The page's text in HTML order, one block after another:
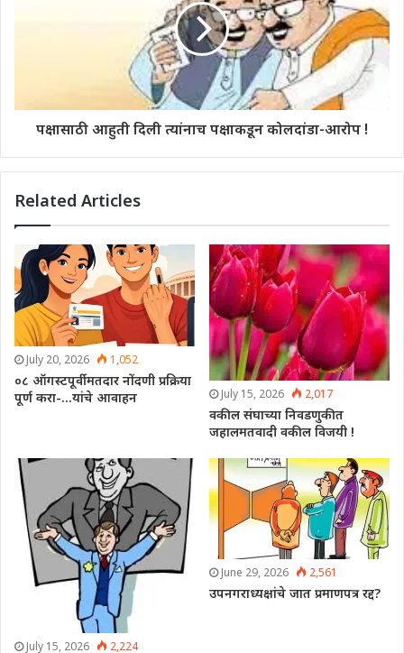
पक्षासाठी आहुती दिली त्यांनाच पक्षाकडून कोलदांडा-आरोप !
Related Articles
July 20, 2026 1,052
०८ ऑगस्टपूर्वी मतदार नोंदणी प्रक्रिया
पूर्ण करा-…यांचे आवाहन
July 15, 2026 2,017
वकील संघाच्या निवडणुकीत
जहालमतवादी वकील विजयी !
July 15, 2026 2,224
June 29, 2026 2,561
उपनगराध्यक्षांचे जात प्रमाणपत्र रद्द?